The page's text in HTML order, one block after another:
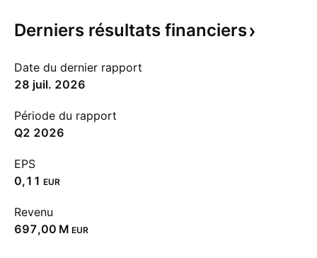
Derniers résultats financiers
Date du dernier rapport
28 juil. 2026
Période du rapport
Q2 2026
EPS
0,11 EUR
Revenu
‪697,00 M‬ EUR